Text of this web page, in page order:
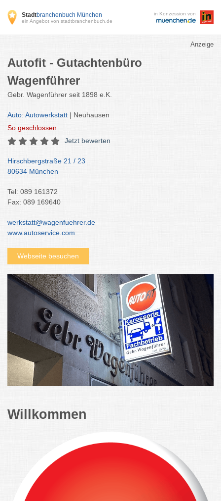
Stadtbranchenbuch München
ein Angebot von stadtbranchenbuch.de
in Konzession von
Anzeige
Autofit - Gutachtenbüro
Wagenführer
Gebr. Wagenführer seit 1898 e.K.
Auto: Autowerkstatt | Neuhausen
So geschlossen
Jetzt bewerten
Hirschbergstraße 21 / 23
80634 München
Tel: 089 161372
Fax: 089 169640
werkstatt@wagenfuehrer.de
www.autoservice.com
Webseite besuchen
Willkommen